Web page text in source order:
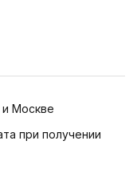
и Москве
при получении